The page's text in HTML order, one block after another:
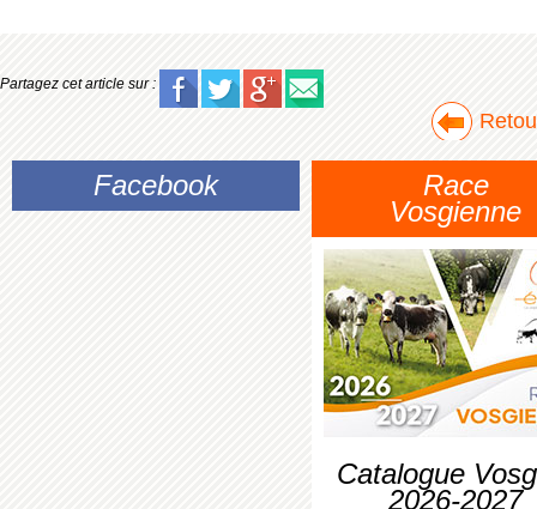
Partagez cet article sur :
Facebook
Race
Vosgienne
Catalogue
2026-2027